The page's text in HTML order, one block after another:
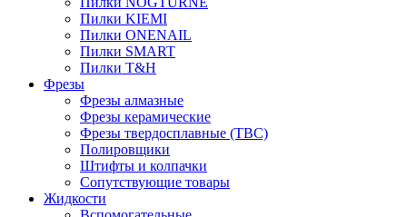
Пилки KIEMI
Пилки ONENAIL
Пилки SMART
Пилки T&H
Фрезы
Фрезы алмазные
Фрезы керамические
Фрезы твердосплавные (ТВС)
Полировщики
Штифты и колпачки
Сопутствующие товары
Жидкости